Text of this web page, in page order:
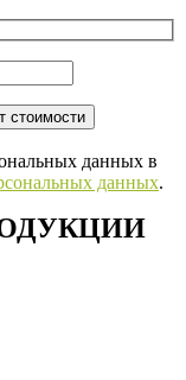
данных в
данных.